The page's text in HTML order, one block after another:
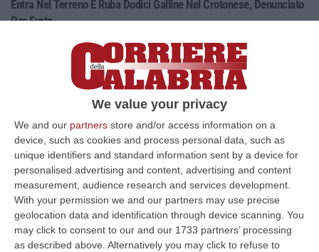
We value your privacy
We and our partners store and/or access information on a
device, such as cookies and process personal data, such as
unique identifiers and standard information sent by a device for
personalised advertising and content, advertising and content
measurement, audience research and services development.
With your permission we and our partners may use precise
geolocation data and identification through device scanning. You
may click to consent to our and our 1733 partners’ processing
as described above. Alternatively you may click to refuse to
Entra Nel Terreno E Ruba Dodici Galline Nel Crotonese, Denunciato
Per Furto
“PETILIA POLICASTRO Nell’ambito dell’intensificazione dei servizi di
controllo del territorio disposti dalla Compagnia Carabinieri di Petili…
07 Agosto, 8:27
Etna, Fontana Di Lava: Voli Dirottati
“CATANIA Nuova fase parossistica sull’Etna con fontana di lava presente
al cratere Voragine e una nube eruttiva che si disperde in direzione…
07 Agosto, 8:07
La Spesa Per I Farmaci Sfiora I 40 Miliardi: Aumento Del 6% Nel
2025
“ROMA Cresce la spesa farmaceutica in Italia, raggiungendo i 39,3
miliardi di euro complessivi nel 2025, con un aumento del 6% rispetto